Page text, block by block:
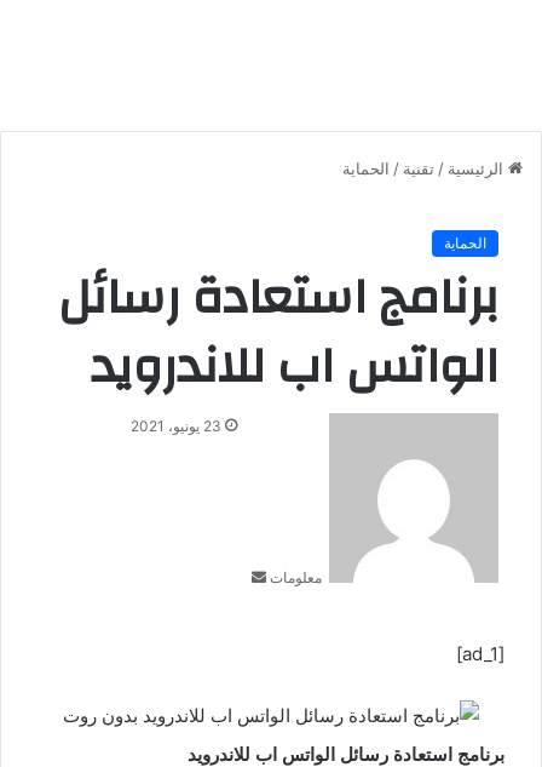
الرئيسية / تقنية / الحماية
الحماية
برنامج استعادة رسائل
الواتس اب للاندرويد
معلومات
ر
23 يونيو، 2021
[ad_1]
برنامج استعادة رسائل الواتس اب للاندرويد